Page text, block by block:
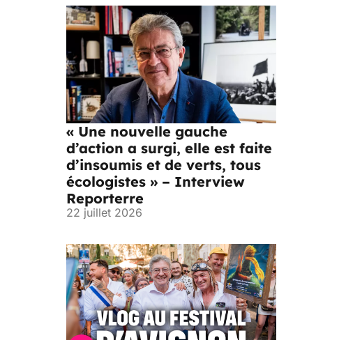
« Une nouvelle gauche
d’action a surgi, elle est faite
d’insoumis et de verts, tous
écologistes » – Interview
Reporterre
22 juillet 2026